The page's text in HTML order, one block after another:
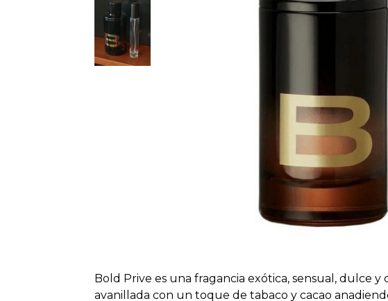
Bold Prive es una fragancia exótica, sensual, dulce y
avanillada con un toque de tabaco y cacao